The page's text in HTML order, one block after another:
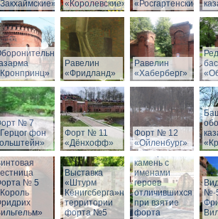
«Королевские»
«Росгартенские»
Равелин
«Фридланд»
Равелин
«Хаберберг»
№ 7
фон
Форт № 11
«Дёнхофф»
Форт № 12
«Ойленбург»
№ 5
Выставка
«Штурм
Кёнигсберга»на
территории
форта №5
Мемориальный
камень с
именами
героев
отличившихся
при взятие
форта
№-